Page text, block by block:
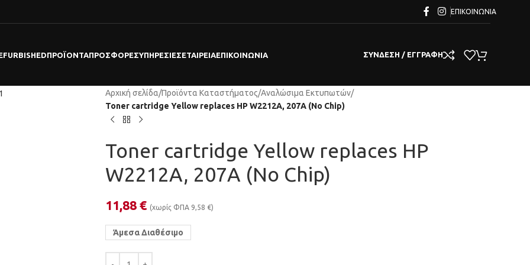
ΕΠΙΚΟΙΝΩΝΊΑ
ΠΡΟΪΌΝΤΑΠΡΟΣΦΟΡΕΣΥΠΗΡΕΣΊΕΣΕΤΑΙΡΕΊΑΕΠΙΚΟΙΝΩΝΊΑ ΣΎΝΔΕΣΗ / ΕΓΓΡΑΦΉ
Αρχική σελίδα/Προϊόντα Καταστήματος/Αναλώσιμα Εκτυπωτών/
Toner cartridge Yellow replaces HP W2212A, 207A (No Chip)
Toner cartridge Yellow replaces HP
W2212A, 207A (No Chip)
11,88 € (χωρίς ΦΠΑ 9,58 €)
Άμεσα Διαθέσιμο